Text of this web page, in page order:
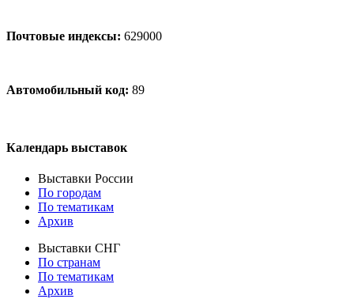
Почтовые индексы: 629000
Автомобильный код: 89
Календарь выставок
Выставки России
По городам
По тематикам
Архив
Выставки СНГ
По странам
По тематикам
Архив